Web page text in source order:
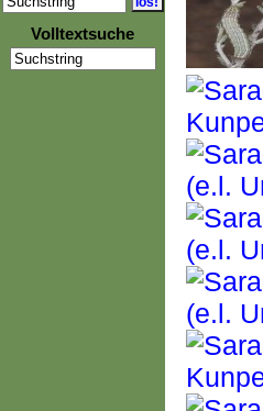
Volltextsuche